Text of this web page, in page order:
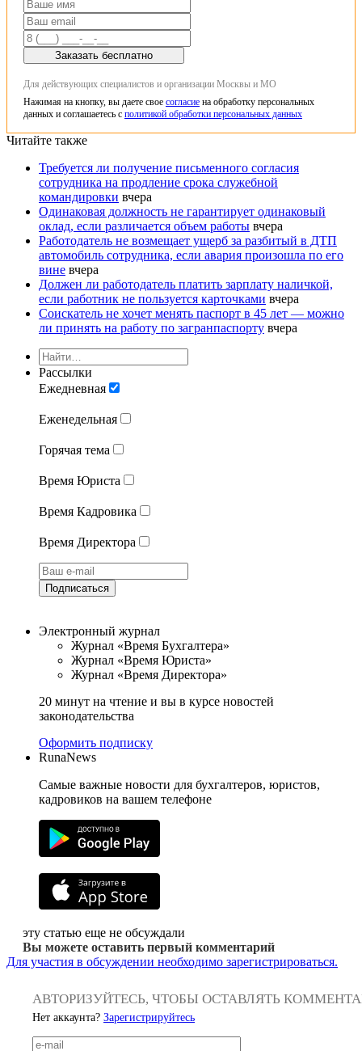
Заказать бесплатно
Для действующих специалистов и организации Москвы и МО
Нажимая на кнопку, вы даете свое согласие на обработку персональных
данных и соглашаетесь с политикой обработки персональных данных
Читайте также
Требуется ли получение письменного согласия
сотрудника на продление срока служебной
командировки вчера
Одинаковая должность не гарантирует одинаковый
оклад, если различается объем работы вчера
Работодатель не возмещает ущерб за разбитый в ДТП
автомобиль сотрудника, если авария произошла по его
вине вчера
Должен ли работодатель платить зарплату наличкой,
если работник не пользуется карточками вчера
Соискатель не хочет менять паспорт в 45 лет — можно
ли принять на работу по загранпаспорту вчера
Рассылки
Ежедневная
Еженедельная
Горячая тема
Время Юриста
Время Кадровика
Время Директора
Подписаться
Электронный журнал
Журнал «Время Бухгалтера»
Журнал «Время Юриста»
Журнал «Время Директора»
20 минут на чтение и вы в курсе новостей
законодательства
Оформить подписку
RunaNews
Самые важные новости для бухгалтеров, юристов,
кадровиков на вашем телефоне
эту статью еще не обсуждали
Вы можете оставить первый комментарий
Для участия в обсуждении необходимо зарегистрироваться.
АВТОРИЗУЙТЕСЬ, ЧТОБЫ ОСТАВЛЯТЬ
Нет аккаунта? Зарегистрируйтесь